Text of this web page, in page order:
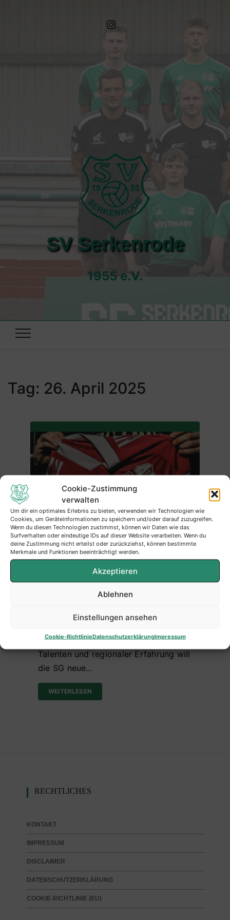
Cookie-Zustimmung
verwalten
Um dir ein optimales Erlebnis zu bieten, verwenden wir Technologien wie
Cookies, um Geräteinformationen zu speichern und/oder darauf zuzugreifen.
Wenn du diesen Technologien zustimmst, können wir Daten wie das
Surfverhalten oder eindeutige IDs auf dieser Website verarbeiten. Wenn du
deine Zustimmung nicht erteilst oder zurückziehst, können bestimmte
Merkmale und Funktionen beeinträchtigt werden.
Akzeptieren
Ablehnen
Einstellungen ansehen
Cookie-RichtlinieDatenschutzerklärungImpressum
SV Serkenrode
1955 e.V.
Tag: 26. April 2025
Fünf Neuzugänge für die SG
Serkenrode/Fretter – frischer Wind fürs
Die SG Serkenrode/Fretter stellt die
Weichen für die kommende Saison und
Neuzugängen. Mit einem Mix aus jungen
Talenten und regionaler Erfahrung will
die SG neue…
WEITERLESEN
RECHTLICHES
KONTAKT
IMPRESSUM
DISCLAIMER
DATENSCHUTZERKLÄRUNG
COOKIE-RICHTLINIE (EU)